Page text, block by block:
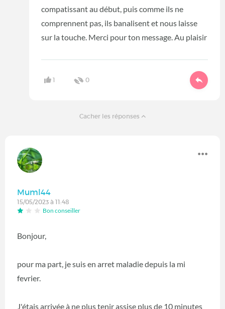
compatissant au début, puis comme ils ne
comprennent pas, ils banalisent et nous laisse
sur la touche. Merci pour ton message. Au plaisir
1 0
Cacher les réponses
Muml44
15/05/2023 à 11:48
Bon conseiller
Bonjour,
pour ma part, je suis en arret maladie depuis la mi
fevrier.
J'étais arrivée à ne plus tenir assise plus de 10 minutes